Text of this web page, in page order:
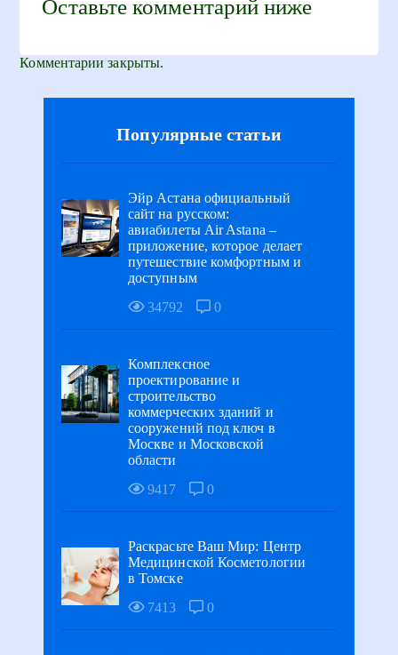
Оставьте комментарий ниже
Комментарии закрыты.
Популярные статьи
Эйр Астана официальный
сайт на русском:
авиабилеты Air Astana –
приложение, которое делает
путешествие комфортным и
доступным
34792
0
Комплексное
проектирование и
строительство
коммерческих зданий и
сооружений под ключ в
Москве и Московской
области
9417
0
Раскрасьте Ваш Мир: Центр
Медицинской Косметологии
в Томске
7413
0